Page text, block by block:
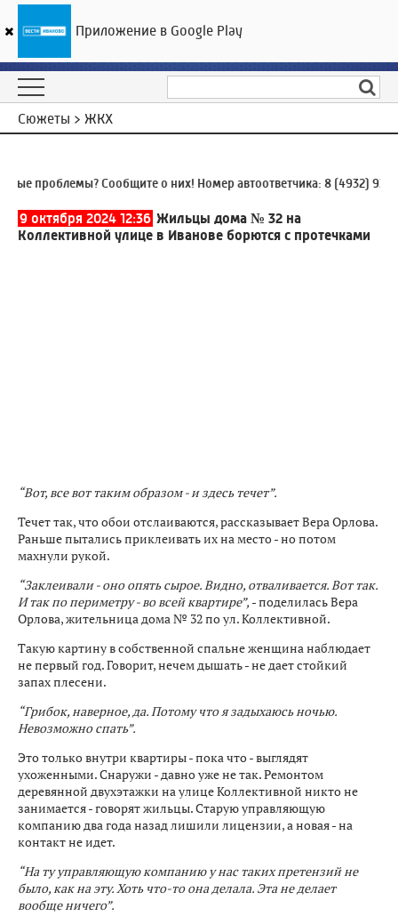
ГТРК «Ивтелерадио»
Сюжеты > ЖКХ
проблемы? Сообщите о них! Номер автоответчика:8 (4932) 930-930
9 октября 2024 12:36 Жильцы дома № 32 на
Коллективной улице в Иванове борются с протечками
“Вот, все вот таким образом - и здесь течет”.
Течет так, что обои отслаиваются, рассказывает Вера Орлова.
Раньше пытались приклеивать их на место - но потом
махнули рукой.
“Заклеивали - оно опять сырое. Видно, отваливается. Вот так.
И так по периметру - во всей квартире”, - поделилась Вера
Орлова, жительница дома № 32 по ул. Коллективной.
Такую картину в собственной спальне женщина наблюдает
не первый год. Говорит, нечем дышать - не дает стойкий
запах плесени.
“Грибок, наверное, да. Потому что я задыхаюсь ночью.
Невозможно спать”.
Это только внутри квартиры - пока что - выглядят
ухоженными. Снаружи - давно уже не так. Ремонтом
деревянной двухэтажки на улице Коллективной никто не
занимается - говорят жильцы. Старую управляющую
компанию два года назад лишили лицензии, а новая - на
контакт не идет.
“На ту управляющую компанию у нас таких претензий не
было, как на эту. Хоть что-то она делала. Эта не делает
вообще ничего”.
Приложение в Google Play